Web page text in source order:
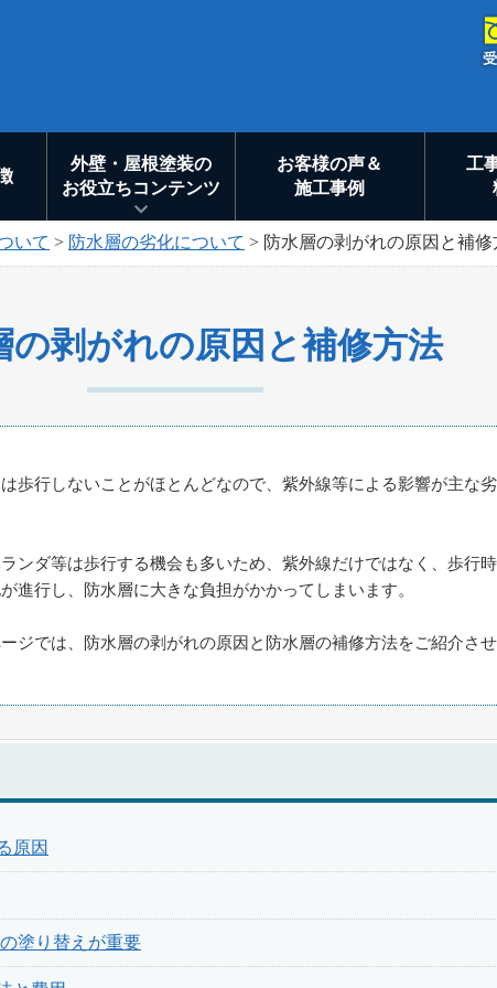
外壁・屋根塗装の
お役立ちコンテンツ
お客様の声＆
施工事例
工
いて > 防水層の劣化について > 防水層の剥がれの原因と補修
の剥がれの原因と補修方法
歩行しないことがほとんどなので、紫外線等による影響が主な
ンダ等は歩行する機会も多いため、紫外線だけではなく、歩行
進行し、防水層に大きな負担がかかってしまいます。
ジでは、防水層の剥がれの原因と防水層の補修方法をご紹介さ
原因
塗り替えが重要